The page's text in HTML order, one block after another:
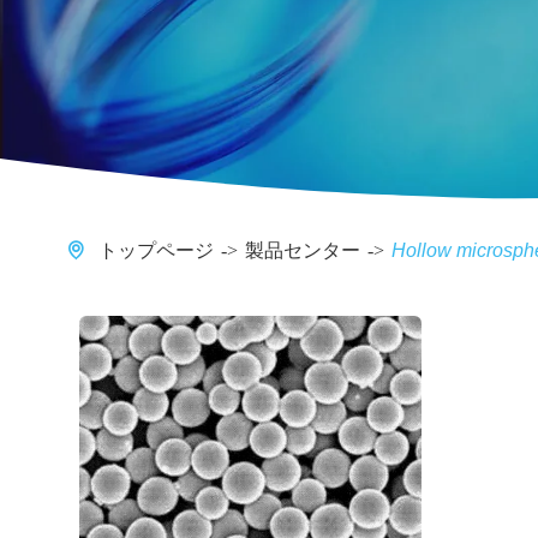
トップページ 製品センター Hollow